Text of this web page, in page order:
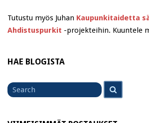
Tutustu myös Juhan Kaupunkitaidetta
Ahdistuspurkit -projekteihin. Kuuntele
HAE BLOGISTA
for